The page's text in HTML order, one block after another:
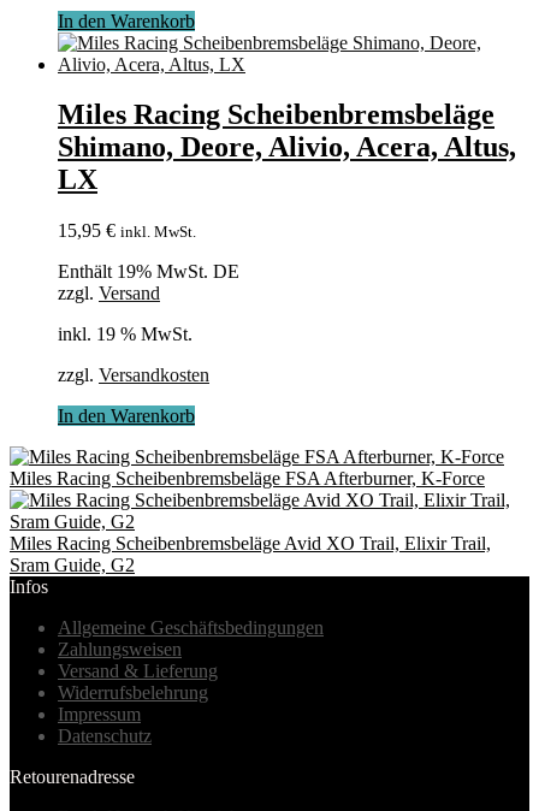
In den Warenkorb
Miles Racing Scheibenbremsbeläge
Shimano, Deore, Alivio, Acera, Altus,
LX
15,95 € inkl. MwSt.
Enthält 19% MwSt. DE
zzgl. Versand
inkl. 19 % MwSt.
zzgl. Versandkosten
In den Warenkorb
Miles Racing Scheibenbremsbeläge FSA Afterburner, K-Force
Miles Racing Scheibenbremsbeläge Avid XO Trail, Elixir Trail,
Sram Guide, G2
Infos
Allgemeine Geschäftsbedingungen
Zahlungsweisen
Versand & Lieferung
Widerrufsbelehrung
Impressum
Datenschutz
Retourenadresse